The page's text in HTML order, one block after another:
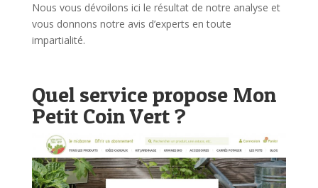
Nous vous dévoilons ici le résultat de notre analyse et
vous donnons notre avis d’experts en toute
impartialité.
Quel service propose Mon
Petit Coin Vert ?